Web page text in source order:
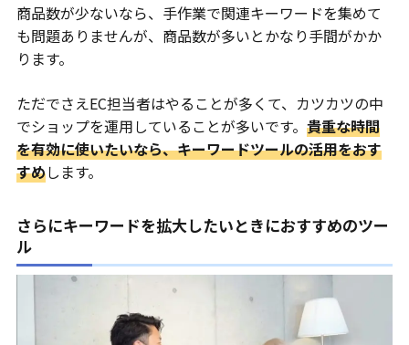
商品数が少ないなら、手作業で関連キーワードを集めて
も問題ありませんが、商品数が多いとかなり手間がかか
ります。
ただでさえEC担当者はやることが多くて、カツカツの中
でショップを運用していることが多いです。貴重な時間
を有効に使いたいなら、キーワードツールの活用をおす
すめします。
さらにキーワードを拡大したいときにおすすめのツー
ル